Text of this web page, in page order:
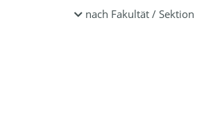
nach Fakultät / Sektion